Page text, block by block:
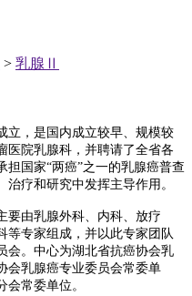
> 乳腺Ⅱ
立，是国内成立较早、规模较
医院乳腺科，并聘请了全省各
国家“两癌”之一的乳腺癌普查
疗和研究中发挥主导作用。
要由乳腺外科、内科、放疗
等专家组成，并以此专家团队
会。中心为湖北省抗癌协会乳
会乳腺癌专业委员会常委单
常委单位。